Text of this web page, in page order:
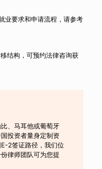
业要求和申请流程，请参考
结构，可预约法律咨询获
、马耳他或葡萄牙
投资者量身定制资
2签证路径，我们位
律师团队可为您提